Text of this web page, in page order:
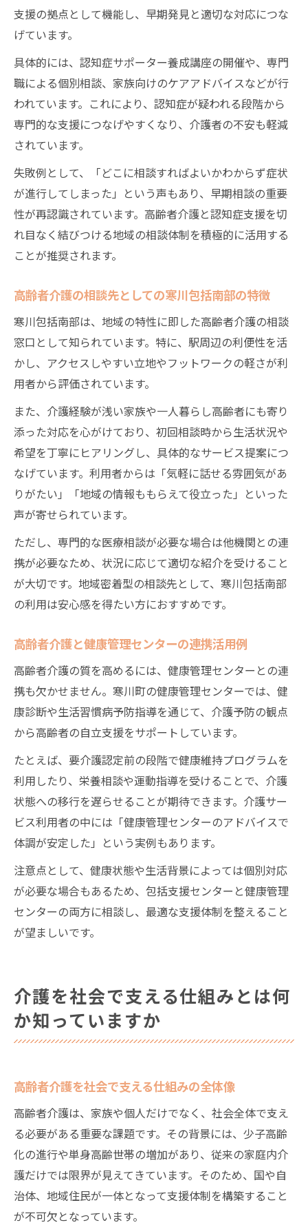
支援の拠点として機能し、早期発見と適切な対応につな
げています。
具体的には、認知症サポーター養成講座の開催や、専門
職による個別相談、家族向けのケアアドバイスなどが行
われています。これにより、認知症が疑われる段階から
専門的な支援につなげやすくなり、介護者の不安も軽減
されています。
失敗例として、「どこに相談すればよいかわからず症状
が進行してしまった」という声もあり、早期相談の重要
性が再認識されています。高齢者介護と認知症支援を切
れ目なく結びつける地域の相談体制を積極的に活用する
ことが推奨されます。
高齢者介護の相談先としての寒川包括南部の特徴
寒川包括南部は、地域の特性に即した高齢者介護の相談
窓口として知られています。特に、駅周辺の利便性を活
かし、アクセスしやすい立地やフットワークの軽さが利
用者から評価されています。
また、介護経験が浅い家族や一人暮らし高齢者にも寄り
添った対応を心がけており、初回相談時から生活状況や
希望を丁寧にヒアリングし、具体的なサービス提案につ
なげています。利用者からは「気軽に話せる雰囲気があ
りがたい」「地域の情報ももらえて役立った」といった
声が寄せられています。
ただし、専門的な医療相談が必要な場合は他機関との連
携が必要なため、状況に応じて適切な紹介を受けること
が大切です。地域密着型の相談先として、寒川包括南部
の利用は安心感を得たい方におすすめです。
高齢者介護と健康管理センターの連携活用例
高齢者介護の質を高めるには、健康管理センターとの連
携も欠かせません。寒川町の健康管理センターでは、健
康診断や生活習慣病予防指導を通じて、介護予防の観点
から高齢者の自立支援をサポートしています。
たとえば、要介護認定前の段階で健康維持プログラムを
利用したり、栄養相談や運動指導を受けることで、介護
状態への移行を遅らせることが期待できます。介護サー
ビス利用者の中には「健康管理センターのアドバイスで
体調が安定した」という実例もあります。
注意点として、健康状態や生活背景によっては個別対応
が必要な場合もあるため、包括支援センターと健康管理
センターの両方に相談し、最適な支援体制を整えること
が望ましいです。
介護を社会で支える仕組みとは何
か知っていますか
高齢者介護を社会で支える仕組みの全体像
高齢者介護は、家族や個人だけでなく、社会全体で支え
る必要がある重要な課題です。その背景には、少子高齢
化の進行や単身高齢世帯の増加があり、従来の家庭内介
護だけでは限界が見えてきています。そのため、国や自
治体、地域住民が一体となって支援体制を構築すること
が不可欠となっています。